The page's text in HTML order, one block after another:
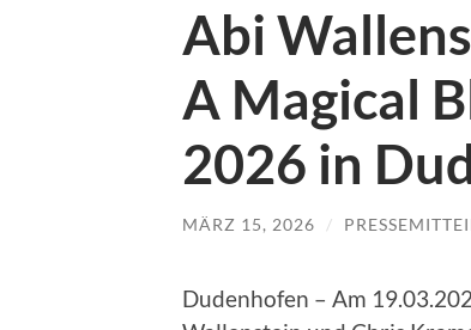
Abi
A Magical
2026 in
MÄRZ 15, 2026 /
Dudenhofen – Am